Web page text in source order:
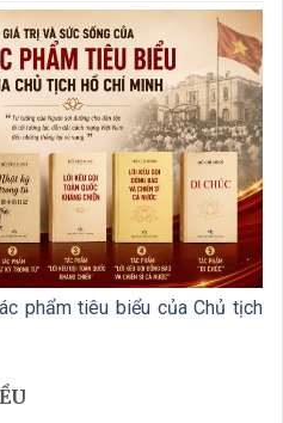
phẩm tiêu biểu của Chủ tịch